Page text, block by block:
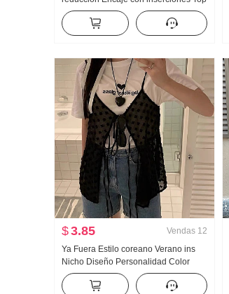
sin tirantes Forrado Camiseta Interior
Interior Partido Fieltro de lana Versátil
Pantalones de montar
$3.85 Vendas 12
Ya Fuera Estilo coreano Verano ins
Nicho Diseño Personalidad Color
sólido Pequeño Flores Pila Ropa Tul
Con cordones Tirantes